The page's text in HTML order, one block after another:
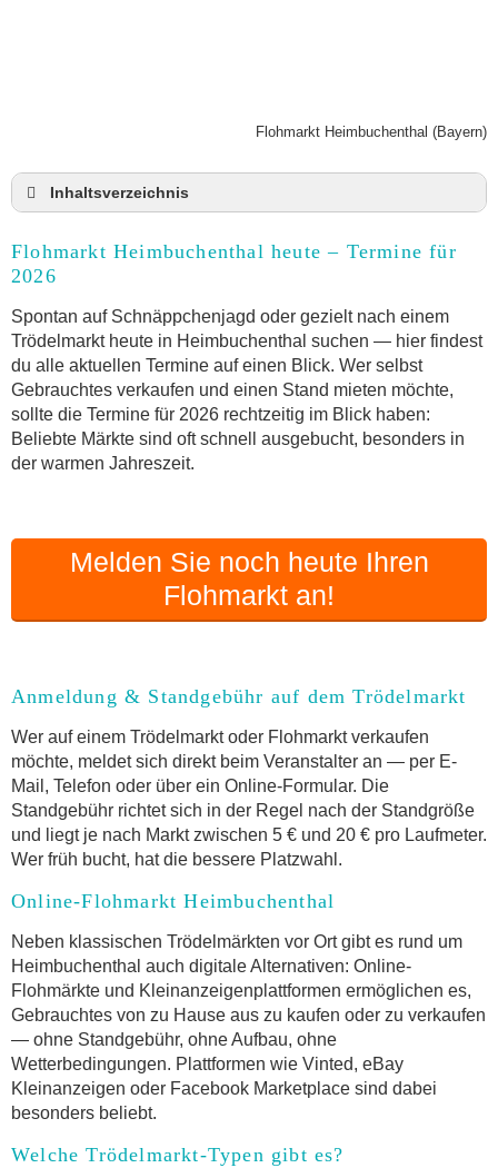
Flohmarkt Heimbuchenthal (Bayern)
Inhaltsverzeichnis
2026
Online-Flohmarkt Heimbuchenthal
Welche Trödelmarkt-Typen gibt es?
Aktuelle Flohmarkt-Termine für Heimbuchenthal
und Umgebung
Kleinanzeigen Heimbuchenthal als Alternative
zum Trödelmarkt
Flohmarkt-Termin melden
Flohmarkt Heimbuchenthal heute – Termine für
2026
Spontan auf Schnäppchenjagd oder gezielt nach einem
Trödelmarkt heute in Heimbuchenthal suchen — hier findest
du alle aktuellen Termine auf einen Blick. Wer selbst
Gebrauchtes verkaufen und einen Stand mieten möchte,
sollte die Termine für 2026 rechtzeitig im Blick haben:
Beliebte Märkte sind oft schnell ausgebucht, besonders in
der warmen Jahreszeit.
Melden Sie noch heute Ihren
Flohmarkt an!
Anmeldung & Standgebühr auf dem Trödelmarkt
Wer auf einem Trödelmarkt oder Flohmarkt verkaufen
möchte, meldet sich direkt beim Veranstalter an — per E-
Mail, Telefon oder über ein Online-Formular. Die
Standgebühr richtet sich in der Regel nach der Standgröße
und liegt je nach Markt zwischen 5 € und 20 € pro Laufmeter.
Wer früh bucht, hat die bessere Platzwahl.
Online-Flohmarkt Heimbuchenthal
Neben klassischen Trödelmärkten vor Ort gibt es rund um
Heimbuchenthal auch digitale Alternativen: Online-
Flohmärkte und Kleinanzeigenplattformen ermöglichen es,
Gebrauchtes von zu Hause aus zu kaufen oder zu verkaufen
— ohne Standgebühr, ohne Aufbau, ohne
Wetterbedingungen. Plattformen wie Vinted, eBay
Kleinanzeigen oder Facebook Marketplace sind dabei
besonders beliebt.
Welche Trödelmarkt-Typen gibt es?